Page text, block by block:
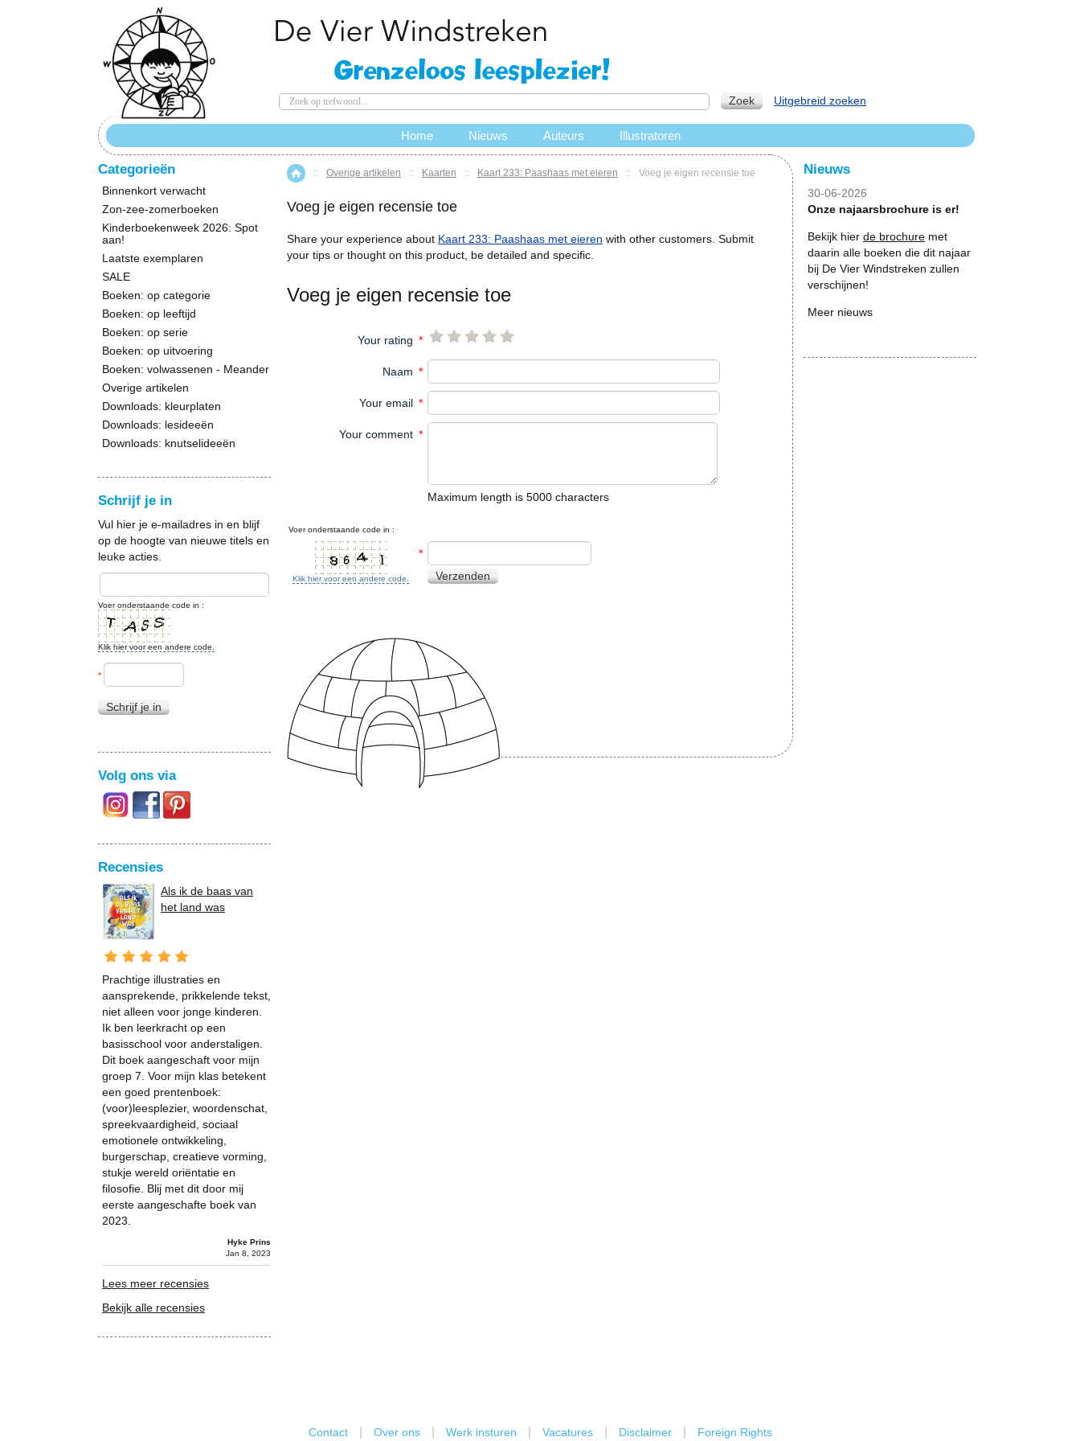
Home
:: Overige artikelen :: Kaarten :: Kaart 233: Paashaas met eieren :: Voeg je eigen recensie toe
Voeg je eigen recensie toe
Share your experience about Kaart 233: Paashaas met eieren with other customers. Submit
your tips or thought on this product, be detailed and specific.
Voeg je eigen recensie toe
Your rating *
Naam *
Your email *
Your comment *
Maximum length is 5000 characters
Voer onderstaande code in :
Klik hier voor een andere code.
*
Verzenden
Categorieën
Binnenkort verwacht
Zon-zee-zomerboeken
Kinderboekenweek 2026: Spot
aan!
Laatste exemplaren
SALE
Boeken: op categorie
Boeken: op leeftijd
Boeken: op serie
Boeken: op uitvoering
Boeken: volwassenen - Meander
Overige artikelen
Downloads: kleurplaten
Downloads: lesideeën
Downloads: knutselideeën
Schrijf je in
Vul hier je e-mailadres in en blijf
op de hoogte van nieuwe titels en
leuke acties.
Voer onderstaande code in :
Klik hier voor een andere code.
*
Schrijf je in
Volg ons via
Recensies
Als ik de baas van
het land was
Prachtige illustraties en
aansprekende, prikkelende tekst,
niet alleen voor jonge kinderen.
Ik ben leerkracht op een
basisschool voor anderstaligen.
Dit boek aangeschaft voor mijn
groep 7. Voor mijn klas betekent
een goed prentenboek:
(voor)leesplezier, woordenschat,
spreekvaardigheid, sociaal
emotionele ontwikkeling,
burgerschap, creatieve vorming,
stukje wereld oriëntatie en
filosofie. Blij met dit door mij
eerste aangeschafte boek van
2023.
Hyke Prins
Jan 8, 2023
Lees meer recensies
Bekijk alle recensies
Nieuws
30-06-2026
Onze najaarsbrochure is er!
Bekijk hier de brochure met
daarin alle boeken die dit najaar
bij De Vier Windstreken zullen
verschijnen!
Meer nieuws
Zoek Uitgebreid zoeken
Home Nieuws Auteurs Illustratoren
Contact Over ons Werk insturen Vacatures Disclaimer Foreign Rights